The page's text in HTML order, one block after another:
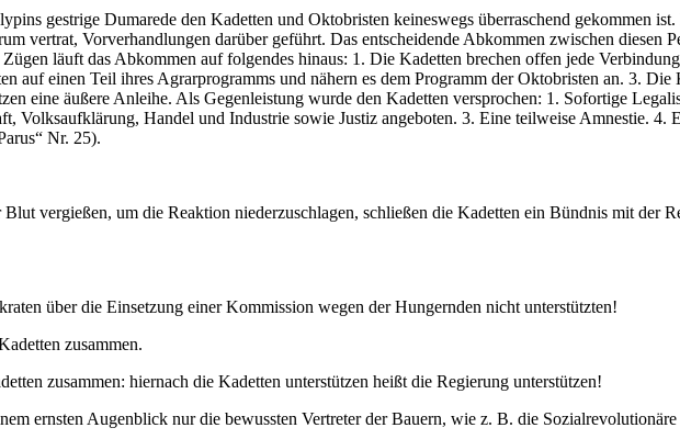
gestrige Dumarede den Kadetten und Oktobristen keineswegs überraschend gekommen
vertrat, Vorverhandlungen darüber geführt. Das entscheidende Abkommen zwischen diesen
läuft das Abkommen auf folgendes hinaus: 1. Die Kadetten brechen offen jede
auf einen Teil ihres Agrarprogramms und nähern es dem Programm der Oktobristen an. 3.
eine äußere Anleihe. Als Gegenleistung wurde den Kadetten versprochen: 1. Sofortige
Volksaufklärung, Handel und Industrie sowie Justiz angeboten. 3. Eine teilweise Amnestie. 4.
Nr. 25).
vergießen, um die Reaktion niederzuschlagen, schließen die Kadetten ein Bündnis mit der
über die Einsetzung einer Kommission wegen der Hungernden nicht unterstützten!
zusammen.
zusammen: hiernach die Kadetten unterstützen heißt die Regierung unterstützen!
ernsten Augenblick nur die bewussten Vertreter der Bauern, wie z. B. die